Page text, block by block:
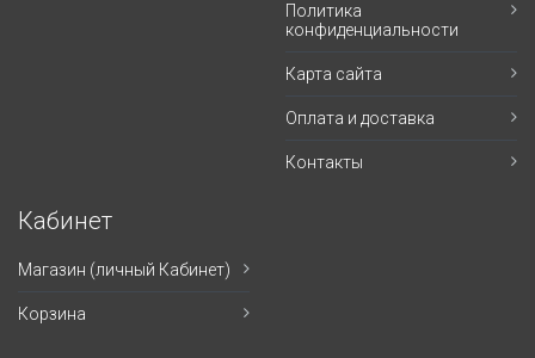
Политика
конфиденциальности
Карта сайта
Оплата и доставка
Контакты
Кабинет
Магазин (личный Кабинет)
Корзина